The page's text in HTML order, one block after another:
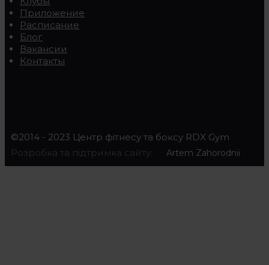
Приложение
Расписание
Блог
Вакансии
Контакты
©2014 - 2023 Центр фітнесу та боксу RDX Gym
Розробка та підтримка сайту:
Artem Zahorodnii